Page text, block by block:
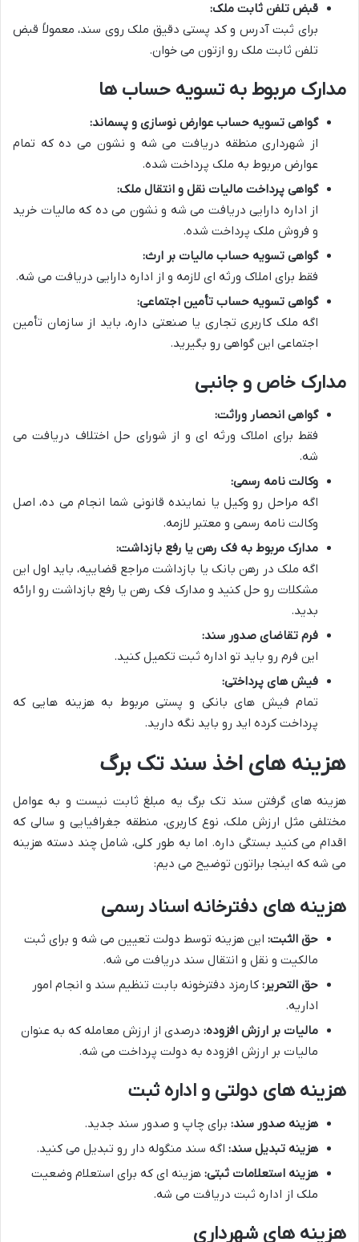
قبض تلفن ثابت ملک:
برای ثبت آدرس و کد پستی دقیق ملک روی سند، معمولاً قبض
تلفن ثابت ملک رو ازتون می خوان.
مدارک مربوط به تسویه حساب ها
گواهی تسویه حساب عوارض نوسازی و پسماند:
از شهرداری منطقه دریافت می شه و نشون می ده که تمام
عوارض مربوط به ملک پرداخت شده.
گواهی پرداخت مالیات نقل و انتقال ملک:
از اداره دارایی دریافت می شه و نشون می ده که مالیات خرید
و فروش ملک پرداخت شده.
گواهی تسویه حساب مالیات بر ارث:
فقط برای املاک ورثه ای لازمه و از اداره دارایی دریافت می شه.
گواهی تسویه حساب تأمین اجتماعی:
اگه ملک کاربری تجاری یا صنعتی داره، باید از سازمان تأمین
اجتماعی این گواهی رو بگیرید.
مدارک خاص و جانبی
گواهی انحصار وراثت:
فقط برای املاک ورثه ای و از شورای حل اختلاف دریافت می
شه.
وکالت نامه رسمی:
اگه مراحل رو وکیل یا نماینده قانونی شما انجام می ده، اصل
وکالت نامه رسمی و معتبر لازمه.
مدارک مربوط به فک رهن یا رفع بازداشت:
اگه ملک در رهن بانک یا بازداشت مراجع قضاییه، باید اول این
مشکلات رو حل کنید و مدارک فک رهن یا رفع بازداشت رو ارائه
بدید.
فرم تقاضای صدور سند:
این فرم رو باید تو اداره ثبت تکمیل کنید.
فیش های پرداختی:
تمام فیش های بانکی و پستی مربوط به هزینه هایی که
پرداخت کرده اید رو باید نگه دارید.
هزینه های اخذ سند تک برگ
هزینه های گرفتن سند تک برگ یه مبلغ ثابت نیست و به عوامل
مختلفی مثل ارزش ملک، نوع کاربری، منطقه جغرافیایی و سالی که
اقدام می کنید بستگی داره. اما به طور کلی، شامل چند دسته هزینه
می شه که اینجا براتون توضیح می دیم:
هزینه های دفترخانه اسناد رسمی
حق الثبت: این هزینه توسط دولت تعیین می شه و برای ثبت
مالکیت و نقل و انتقال سند دریافت می شه.
حق التحریر: کارمزد دفترخونه بابت تنظیم سند و انجام امور
اداریه.
مالیات بر ارزش افزوده: درصدی از ارزش معامله که به عنوان
مالیات بر ارزش افزوده به دولت پرداخت می شه.
هزینه های دولتی و اداره ثبت
هزینه صدور سند: برای چاپ و صدور سند جدید.
هزینه تبدیل سند: اگه سند منگوله دار رو تبدیل می کنید.
هزینه استعلامات ثبتی: هزینه ای که برای استعلام وضعیت
ملک از اداره ثبت دریافت می شه.
هزینه های شهرداری